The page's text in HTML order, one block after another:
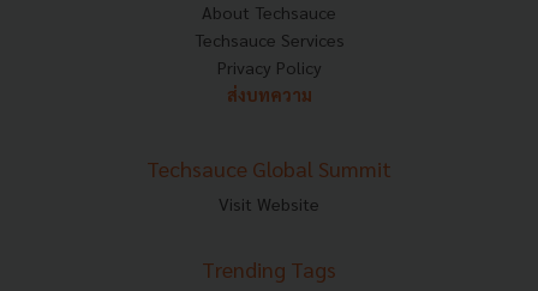
About Techsauce
Techsauce Services
Privacy Policy
ส่งบทความ
Techsauce Global Summit
Visit Website
Trending Tags